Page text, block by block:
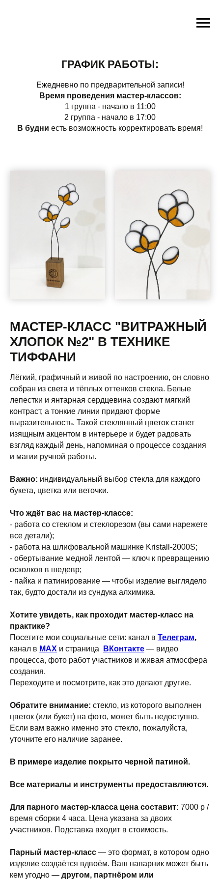
ГРАФИК РАБОТЫ:
Ежедневно по предварительной записи!
Время проведения мастер-классов:
1 группа - начало в 11:00
2 группа - начало в 17:00
В будни есть возможность корректировать время!
МАСТЕР-КЛАСС "ВИТРАЖНЫЙ
ХЛОПОК №2" В ТЕХНИКЕ
ТИФФАНИ
Лёгкий, графичный и живой по настроению, он словно
собран из света и тёплых оттенков стекла. Белые
лепестки и янтарная сердцевина создают мягкий
контраст, а тонкие линии придают форме
выразительность. Такой стеклянный цветок станет
изящным акцентом в интерьере и будет радовать
взгляд каждый день, напоминая о процессе создания
и магии ручной работы.
Важно: индивидуальный выбор стекла для каждого
букета, цветка или веточки.
Что ждёт вас на мастер-классе:
- работа со стеклом и стеклорезом (вы сами нарежете
все детали);
- работа на шлифовальной машинке Kristall-2000S;
- обертывание медной лентой — ключ к превращению
осколков в шедевр;
- пайка и патинирование — чтобы изделие выглядело
так, будто достали из сундука алхимика.
Хотите увидеть, как проходит мастер-класс на
практике?
Посетите мои социальные сети: канал в Телеграм,
канал в MAX и страница ВКонтакте — видео
процесса, фото работ участников и живая атмосфера
создания.
Переходите и посмотрите, как это делают другие.
Обратите внимание: стекло, из которого выполнен
цветок (или букет) на фото, может быть недоступно.
Если вам важно именно это стекло, пожалуйста,
уточните его наличие заранее.
В примере изделие покрыто черной патиной.
Все материалы и инструменты предоставляются.
Для парного мастер-класса цена составит: 7000 р /
время сборки 4 часа. Цена указана за двоих
участников. Подставка входит в стоимость.
Парный мастер-класс — это формат, в котором одно
изделие создаётся вдвоём. Ваш напарник может быть
кем угодно — другом, партнёром или